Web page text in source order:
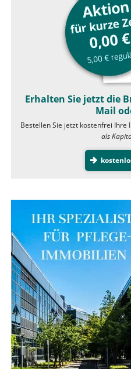
Erhalten Sie jetzt die
Mail
Bestellen Sie jetzt kostenfrei Ihre
als